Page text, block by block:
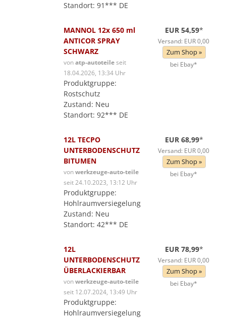
Standort: 91*** DE
MANNOL 12x 650 ml
ANTICOR SPRAY
SCHWARZ
vonatp-autoteileseit
18.04.2026, 13:34 Uhr
Produktgruppe:
Rostschutz
Zustand: Neu
Standort: 92*** DE
EUR 54,59*
Versand: EUR 0,00
Zum Shop »
bei Ebay*
12L TECPO
UNTERBODENSCHUTZ
BITUMEN
vonwerkzeuge-auto-teile
seit 24.10.2023, 13:12 Uhr
Produktgruppe:
Hohlraumversiegelung
Zustand: Neu
Standort: 42*** DE
EUR 68,99*
Versand: EUR 0,00
Zum Shop »
bei Ebay*
12L
UNTERBODENSCHUTZ
ÜBERLACKIERBAR
vonwerkzeuge-auto-teile
seit 12.07.2024, 13:49 Uhr
Produktgruppe:
Hohlraumversiegelung
EUR 78,99*
Versand: EUR 0,00
Zum Shop »
bei Ebay*